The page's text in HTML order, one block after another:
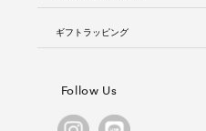
ギフトラッピング
Follow Us